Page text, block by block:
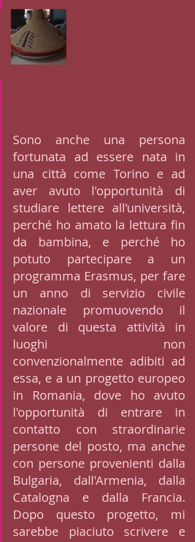
Sono anche una persona
fortunata ad essere nata in
una città come Torino e ad
aver avuto l'opportunità di
studiare lettere all'università,
perché ho amato la lettura fin
da bambina, e perché ho
potuto partecipare a un
programma Erasmus, per fare
un anno di servizio civile
nazionale promuovendo il
valore di questa attività in
luoghi non
convenzionalmente adibiti ad
essa, e a un progetto europeo
in Romania, dove ho avuto
l'opportunità di entrare in
contatto con straordinarie
persone del posto, ma anche
con persone provenienti dalla
Bulgaria, dall'Armenia, dalla
Catalogna e dalla Francia.
Dopo questo progetto, mi
sarebbe piaciuto scrivere e